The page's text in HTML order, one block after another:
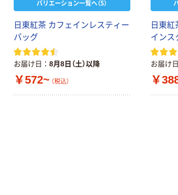
バリエーション一覧へ（5）
日東紅茶 カフェインレスティー
バッグ
お届け日 8月8日（土）以降
￥572~ （税込）
日東
インス
お届け日
￥
プライス
トイレットペー
パー シングル
120ｍ 再生紙
100% 6ロール
【アスクル限定】
ファーストレイ
ト ニトリルグ
ローブ ホワイ